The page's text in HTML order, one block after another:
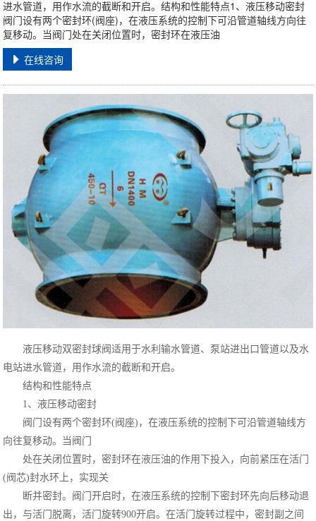
进水管道，用作水流的截断和开启。结构和性能特点1、液压移动密封
阀门设有两个密封环(阀座)，在液压系统的控制下可沿管道轴线方向往
复移动。当阀门处在关闭位置时，密封环在液压油
在线咨询
液压移动双密封球阀适用于水利输水管道、泵站进出口管道以及水
电站进水管道，用作水流的截断和开启。
结构和性能特点
1、液压移动密封
阀门设有两个密封环(阀座)，在液压系统的控制下可沿管道轴线方
向往复移动。当阀门
处在关闭位置时，密封环在液压油的作用下投入，向前紧压在活门
(阀芯)封水环上，实现关
断并密封。阀门开启时，在液压系统的控制下密封环先向后移动退
出，与活门脱离，活门旋转900开启。在活门旋转过程中，密封副之间